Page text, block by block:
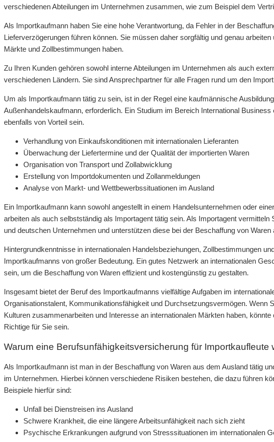
verschiedenen Abteilungen im Unternehmen zusammen, wie zum Beispiel dem
Als Importkaufmann haben Sie eine hohe Verantwortung, da Fehler in der
Lieferverzögerungen führen können. Sie müssen daher sorgfältig und genau
Märkte und Zollbestimmungen haben.
Zu Ihren Kunden gehören sowohl interne Abteilungen im Unternehmen als auch
verschiedenen Ländern. Sie sind Ansprechpartner für alle Fragen rund um den
Um als Importkaufmann tätig zu sein, ist in der Regel eine kaufmännische
Außenhandelskaufmann, erforderlich. Ein Studium im Bereich International
ebenfalls von Vorteil sein.
Verhandlung von Einkaufskonditionen mit internationalen Lieferanten
Überwachung der Liefertermine und der Qualität der importierten Waren
Organisation von Transport und Zollabwicklung
Erstellung von Importdokumenten und Zollanmeldungen
Analyse von Markt- und Wettbewerbssituationen im Ausland
Ein Importkaufmann kann sowohl angestellt in einem Handelsunternehmen oder
arbeiten als auch selbstständig als Importagent tätig sein. Als Importagent vermitteln
und deutschen Unternehmen und unterstützen diese bei der Beschaffung von Waren
Hintergrundkenntnisse in internationalen Handelsbeziehungen, Zollbestimmungen
Importkaufmanns von großer Bedeutung. Ein gutes Netzwerk an internationalen
sein, um die Beschaffung von Waren effizient und kostengünstig zu gestalten.
Insgesamt bietet der Beruf des Importkaufmanns vielfältige Aufgaben im
Organisationstalent, Kommunikationsfähigkeit und Durchsetzungsvermögen. Wenn
Kulturen zusammenarbeiten und Interesse an internationalen Märkten haben,
Richtige für Sie sein.
Warum eine Berufsunfähigkeitsversicherung für Importkaufleute
Als Importkaufmann ist man in der Beschaffung von Waren aus dem Ausland tätig
im Unternehmen. Hierbei können verschiedene Risiken bestehen, die dazu führen
Beispiele hierfür sind:
Unfall bei Dienstreisen ins Ausland
Schwere Krankheit, die eine längere Arbeitsunfähigkeit nach sich zieht
Psychische Erkrankungen aufgrund von Stresssituationen im internationalen